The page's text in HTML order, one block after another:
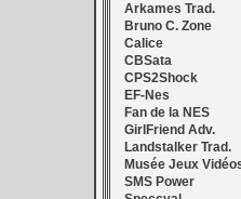
Arkames Trad.
Bruno C. Zone
Calice
CBSata
CPS2Shock
EF-Nes
Fan de la NES
GirlFriend Adv.
Landstalker Trad.
Musée Jeux
SMS Power